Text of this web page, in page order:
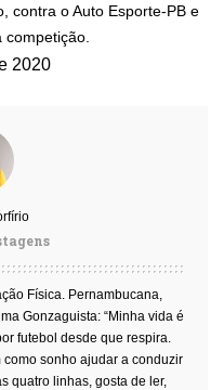
contra o Auto Esporte-PB e
2020
Física. Pernambucana,
Gonzaguista: “Minha vida é
futebol desde que respira.
sonho ajudar a conduzir
quatro linhas, gosta de ler,